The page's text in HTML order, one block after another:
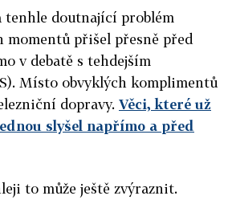
tenhle doutnající problém
momentů přišel přesně před
v debatě s tehdejším
Místo obvyklých komplimentů
dopravy. Věci, které už
slyšel napřímo a před
to může ještě zvýraznit.